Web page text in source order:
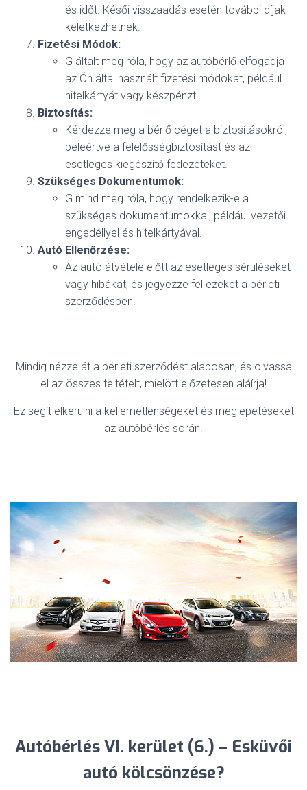
és időt. Késői visszaadás esetén további díjak
keletkezhetnek.
Fizetési Módok:
G általt meg róla, hogy az autóbérlő elfogadja
az Ön által használt fizetési módokat, például
hitelkártyát vagy készpénzt.
Biztosítás:
Kérdezze meg a bérlő céget a biztosításokról,
beleértve a felelősségbiztosítást és az
esetleges kiegészítő fedezeteket.
Szükséges Dokumentumok:
G mind meg róla, hogy rendelkezik-e a
szükséges dokumentumokkal, például vezetői
engedéllyel és hitelkártyával.
Autó Ellenőrzése:
Az autó átvétele előtt az esetleges sérüléseket
vagy hibákat, és jegyezze fel ezeket a bérleti
szerződésben.
Mindig nézze át a bérleti szerződést alaposan, és olvassa
el az összes feltételt, mielött előzetesen aláírja!
Ez segít elkerülni a kellemetlenségeket és meglepetéseket
az autóbérlés során.
Autóbérlés VI. kerület (6.) – Esküvői
autó kölcsönzése?